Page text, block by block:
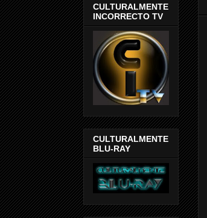
CULTURALMENTE
INCORRECTO TV
CULTURALMENTE
BLU-RAY